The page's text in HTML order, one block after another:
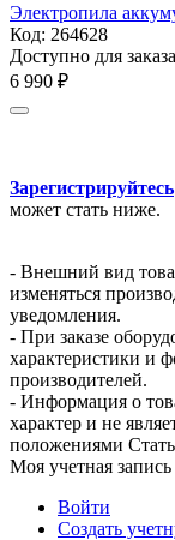
Электропила
Код: 264628
Доступно для заказа
6 990 ₽
Зарегистрируйтесь
может стать ниже.
- Внешний вид
изменяться
уведомления.
- При заказе
характеристики и
производителей.
- Информация о
характер и не
положениями
Моя учетная запись
Войти
Создать